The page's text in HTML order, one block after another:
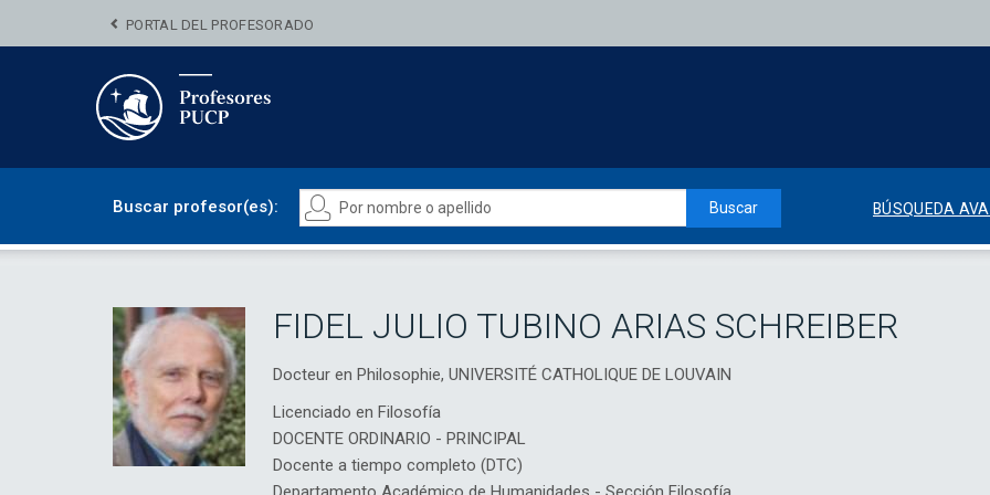
PORTAL DEL PROFESORADO
Buscar profesor(es): Buscar BÚSQUEDA
FIDEL JULIO TUBINO ARIAS SCHREIBER
Docteur en Philosophie, UNIVERSITÉ CATHOLIQUE DE LOUVAIN
Licenciado en Filosofía
DOCENTE ORDINARIO - PRINCIPAL
Docente a tiempo completo (DTC)